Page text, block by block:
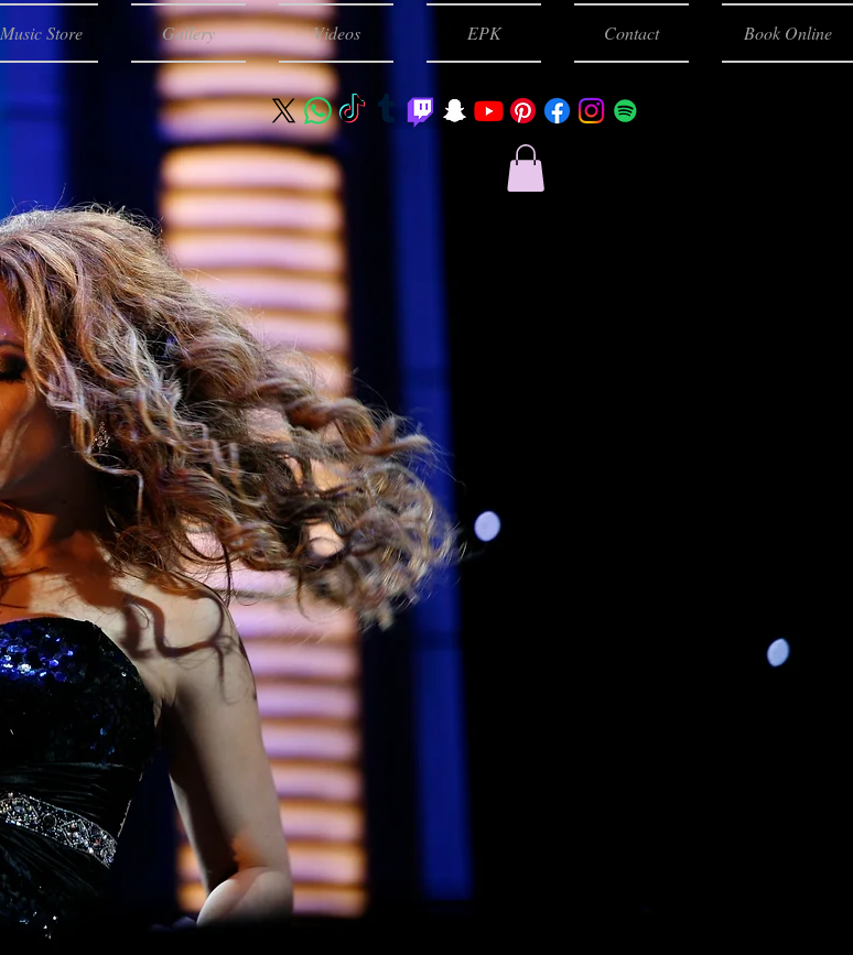
Music Store Gallery Videos EPK Contact Book Online